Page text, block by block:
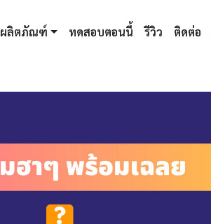
ผลิตภัณฑ์ ทดสอบตอนนี้ รีวิว ติดต่อ